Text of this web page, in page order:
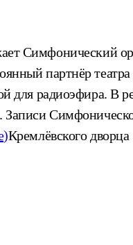
Симфонический
партнёр
для радиоэфира. В
Кремлёвского дворца